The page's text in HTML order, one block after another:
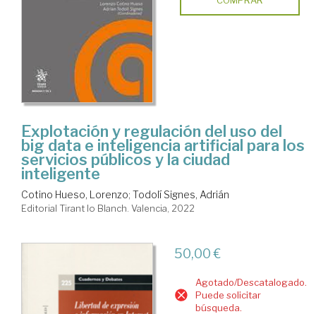
Explotación y regulación del uso del
big data e inteligencia artificial para los
servicios públicos y la ciudad
inteligente
Cotino Hueso, Lorenzo; Todolí Signes, Adrián
Editorial Tirant lo Blanch. Valencia, 2022
50,00 €
Agotado/Descatalogado.
Puede solicitar
búsqueda.